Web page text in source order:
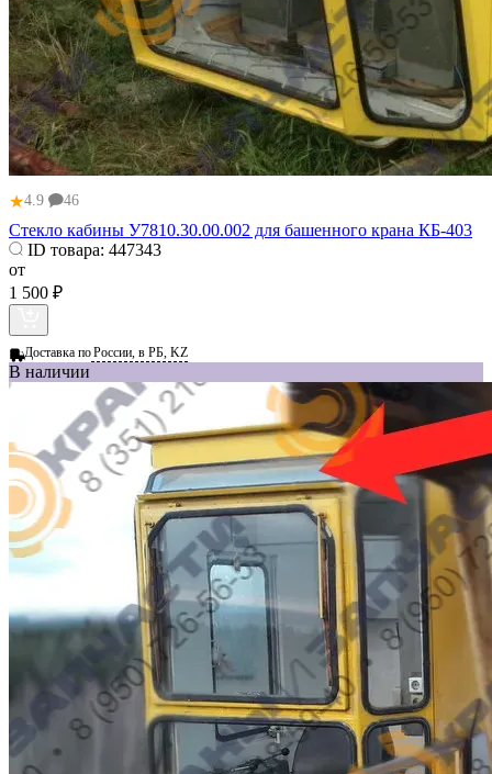
★4.9 46
Стекло кабины У7810.30.00.002 для башенного крана КБ-403
ID товара: 447343
от
1 500 ₽
Доставка поРоссии, в РБ, KZ
В наличии